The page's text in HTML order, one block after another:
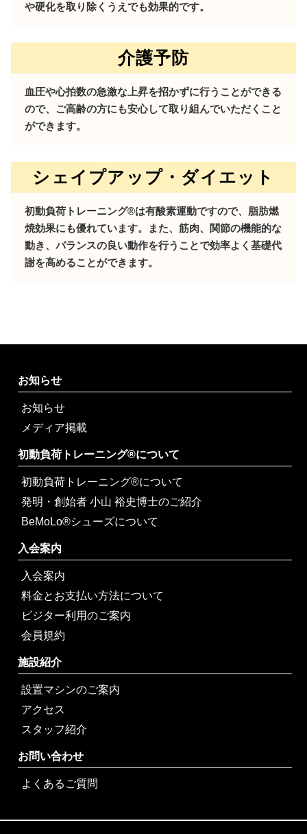
や硬化を取り除くうえでも効果的です。
介護予防
血圧や心拍数の急激な上昇を招かずに行うことができる
ので、ご高齢の方にも安心して取り組んでいただくこと
ができます。
シェイプアップ・ダイエット
初動負荷トレーニング®は有酸素運動ですので、脂肪燃
焼効果にも優れています。また、筋肉、関節の機能的な
動き、バランスの良い動作を行うことで効率よく基礎代
謝を高めることができます。
お知らせ
お知らせ
メディア掲載
初動負荷トレーニング®について
初動負荷トレーニング®について
発明・創始者 小山 裕史博士のご紹介
BeMoLo®シューズについて
入会案内
入会案内
料金とお支払い方法について
ビジター利用のご案内
会員規約
施設紹介
設置マシンのご案内
アクセス
スタッフ紹介
お問い合わせ
よくあるご質問